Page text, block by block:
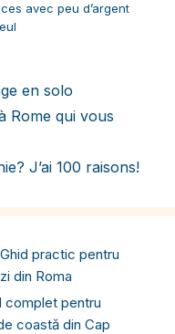
avec peu d’argent
en solo
Rome qui vous
J’ai 100 raisons!
practic pentru
din Roma
complet pentru
coastă din Cap